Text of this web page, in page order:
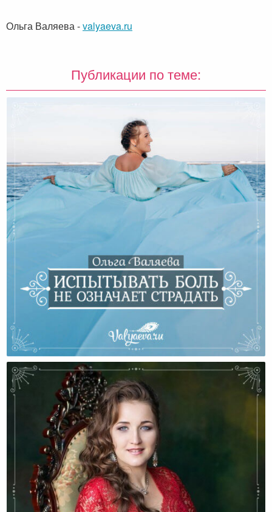
Ольга Валяева-valyaeva.ru
Публикации по теме:
Испытывать Боль Не Означает Страдать